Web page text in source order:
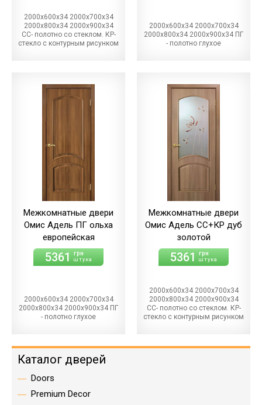
2000х600х34 2000х700х34
2000х800х34 2000х900х34
СС- полотно со стеклом. КР-
стекло с контурным рисунком
2000х600х34 2000х700х34
2000х800х34 2000х900х34 ПГ
- полотно глухое
Межкомнатные двери
Омис Адель ПГ ольха
европейская
5361 грн
штука
2000х600х34 2000х700х34
2000х800х34 2000х900х34 ПГ
- полотно глухое
Межкомнатные двери
Омис Адель СС+КР дуб
золотой
5361 грн
штука
2000х600х34 2000х700х34
2000х800х34 2000х900х34
СС- полотно со стеклом. КР-
стекло с контурным рисунком
Каталог дверей
Doors
Premium Decor